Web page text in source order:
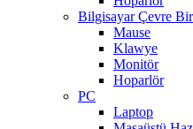
Bilgisayar Çevre
Mause
Klawye
Monitör
Hoparlör
PC
Laptop